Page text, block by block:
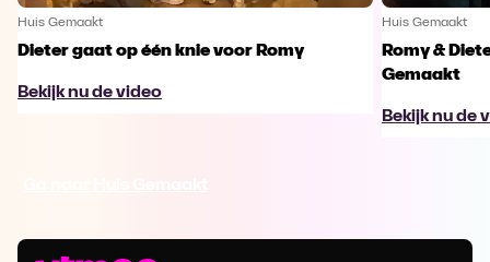
Huis Gemaakt
Dieter gaat op één knie voor Romy
Bekijk nu de video
Huis Gemaakt
Romy &
Gemaakt
Bekijk nu de